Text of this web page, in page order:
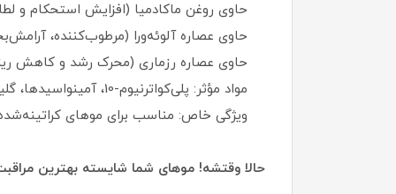
حاوی روغن ماکادمیا (افزایش استحکام و
حاوی عصاره آلوئه‌ورا (مرطوب‌کننده،
حاوی عصاره رزماری (محرک رشد و کاهش
مواد مؤثر: پلی‌کواترنیوم-10، آمینواسیدها، گلیسیرین، کوکوگلوکوزاید، کوکامید DEA
ویژگی خاص: مناسب برای موهای
حالا وقتشه! موهای شما شایسته بهترین